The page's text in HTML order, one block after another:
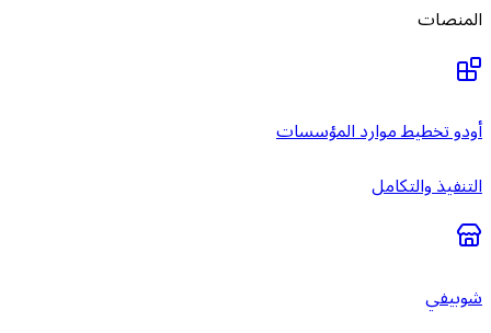
المنصات
أودو تخطيط موارد المؤسسات
التنفيذ والتكامل
شوبيفي